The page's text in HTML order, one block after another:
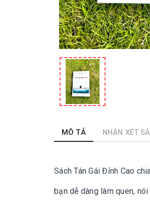
MÔ TẢ NHẬN XÉT
Sách Tán Gái Đỉnh Cao
bạn dễ dàng làm quen,